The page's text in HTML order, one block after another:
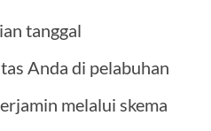
tanggal
Anda di pelabuhan
melalui skema